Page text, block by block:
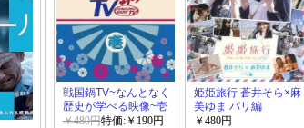
戦国鍋TV~なんとなく
歴史が学べる映像~壱
￥480円特価:￥190円
姫姫旅行 蒼井そら×麻
美ゆま パリ編
￥480円